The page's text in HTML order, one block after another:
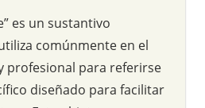
es un sustantivo
comúnmente en el
profesional para referirse
diseñado para facilitar